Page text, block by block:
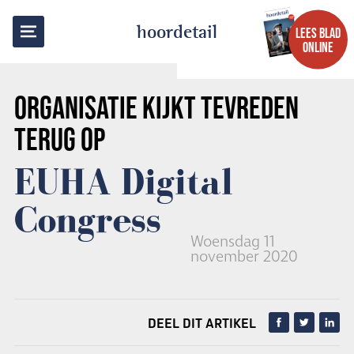
hoordetail
LEES BLAD
ONLINE
ORGANISATIE KIJKT TEVREDEN
TERUG OP
EUHA Digital
Congress
Woensdag 11
november 2020
TERUG NAAR OVERZICHT
DEEL DIT ARTIKEL